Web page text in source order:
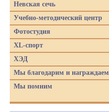
Невская сечь
Учебно-методический центр
Фотостудия
XL-спорт
ХЭД
Мы благодарим и награждаем
Мы помним